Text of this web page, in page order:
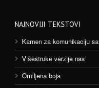
NAJNOVIJI TEKSTOVI
Kamen za komunikaciju
Višestruke verzije nas
Omiljena boja